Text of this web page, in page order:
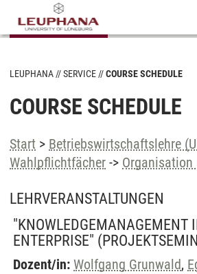
LEUPHANA SERVICE COURSE SCHEDULE
COURSE SCHEDULE
Start > Betriebswirtschaftslehre
Wahlpflichtfächer -> Organisation
LEHRVERANSTALTUNGEN
"KNOWLEDGEMANAGEMENT
ENTERPRISE"
Dozent/in: Wolfgang Grunwald,